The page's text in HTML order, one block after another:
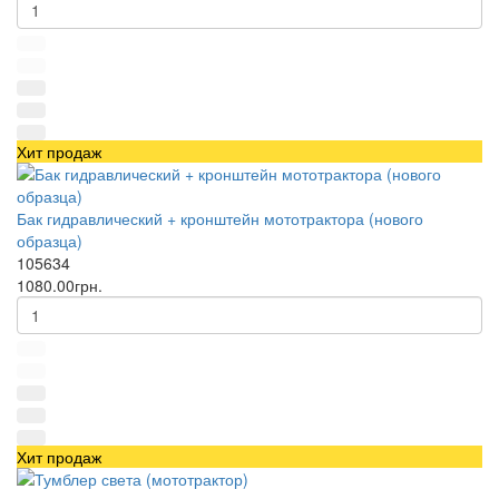
Хит продаж
Бак гидравлический + кронштейн мототрактора (нового
образца)
105634
1080.00грн.
Хит продаж